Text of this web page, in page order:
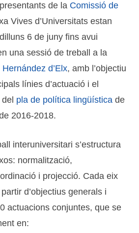
de la Comissió de
Vives d’Universitats estan
6 de juny fins avui
una sessió de treball a la
d’Elx, amb l’objectiu
línies d’actuació i el
pla de política lingüística de
2016-2018.
interuniversitari s’estructura
normalització,
i projecció. Cada eix
d’objectius generals i
actuacions conjuntes, que se
en: